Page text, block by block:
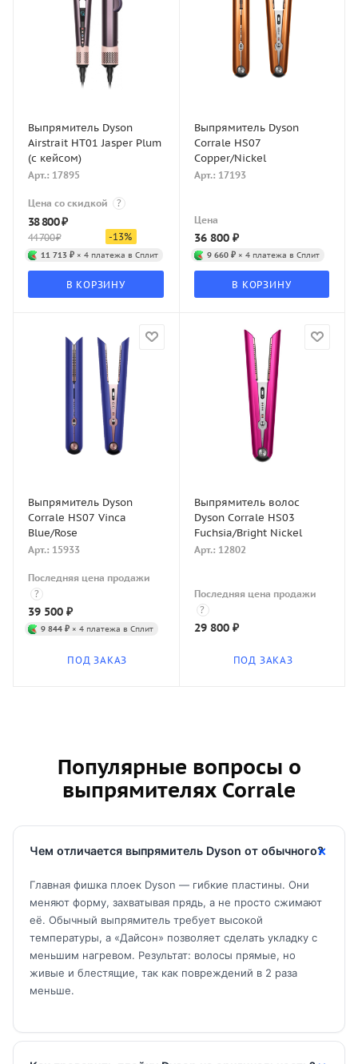
Выпрямитель Dyson
Airstrait HT01 Jasper Plum
(с кейсом)
Арт.: 17895
Цена со скидкой ?
38 800₽
44 700₽ -13%
11 713 ₽ × 4 платежа в Сплит
В КОРЗИНУ
Выпрямитель Dyson
Corrale HS07
Copper/Nickel
Арт.: 17193
Цена
36 800₽
9 660 ₽× 4 платежа в Сплит
В КОРЗИНУ
Выпрямитель Dyson
Corrale HS07 Vinca
Blue/Rose
Арт.: 15933
Последняя цена продажи
?
39 500 ₽
9 844 ₽ × 4 платежа в Сплит
ПОД ЗАКАЗ
Выпрямитель волос
Dyson Corrale HS03
Fuchsia/Bright Nickel
Арт.: 12802
Последняя цена продажи
?
29 800₽
ПОД ЗАКАЗ
Популярные вопросы о
выпрямителях Corrale
Чем отличается выпрямитель Dyson от обычного?
Главная фишка плоек Dyson — гибкие пластины. Они
меняют форму, захватывая прядь, а не просто сжимают
её. Обычный выпрямитель требует высокой
температуры, а «Дайсон» позволяет сделать укладку с
меньшим нагревом. Результат: волосы прямые, но
живые и блестящие, так как повреждений в 2 раза
меньше.